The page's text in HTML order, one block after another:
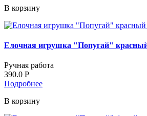
В корзину
Елочная игрушка "Попугай" красный
Ручная работа
390.0 Р
Подробнее
В корзину